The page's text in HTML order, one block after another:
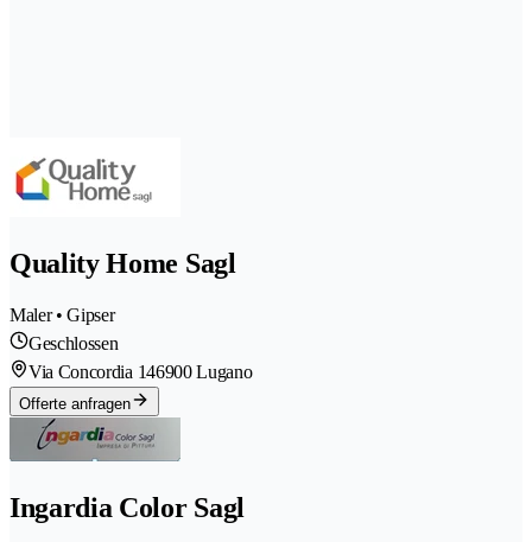
Quality Home Sagl
Maler • Gipser
Geschlossen
Via Concordia 146900 Lugano
Offerte anfragen
Ingardia Color Sagl